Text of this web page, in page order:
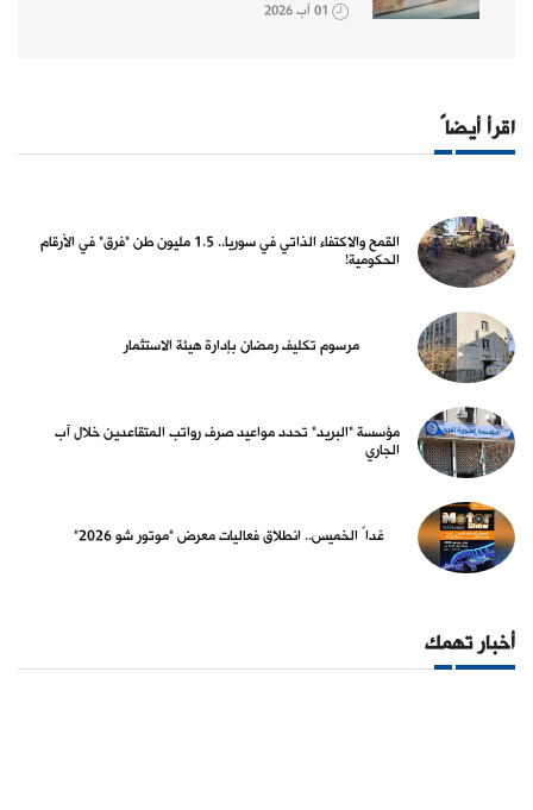
01 آب 2026
اقرأ أيضاً
القمح والاكتفاء الذاتي في سوريا.. 1.5 مليون طن "فرق" في الأرقام
الحكومية!
مرسوم تكليف رمضان بإدارة هيئة الاستثمار
مؤسسة "البريد" تحدد مواعيد صرف رواتب المتقاعدين خلال آب
الجاري
غداً الخميس.. انطلاق فعاليات معرض "موتور شو 2026"
أخبار تهمك